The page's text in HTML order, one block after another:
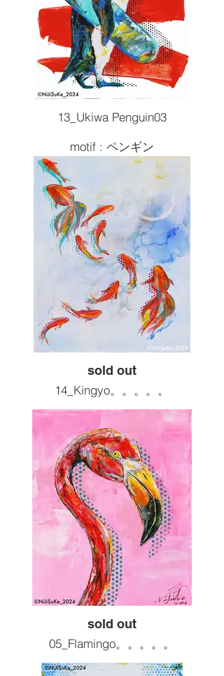
13_Ukiwa Penguin03
motif : ペンギン
Size :F6 410x318
Painting tools :Acrylic
2024artwork
¥66,000( 税込 )
sold out
14_Kingyo。。。。。
motif : 金魚
Size :F6 410x318
Painting tools :Acrylic
2024artwork
¥66,000( 税込 )
sold out
05_Flamingo。。。。。
motif : フラミンゴ